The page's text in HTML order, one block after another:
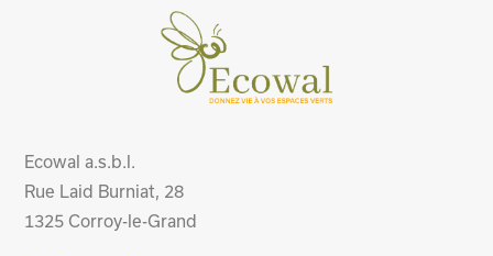
Ecowal a.s.b.l.
Rue Laid Burniat, 28
1325 Corroy-le-Grand